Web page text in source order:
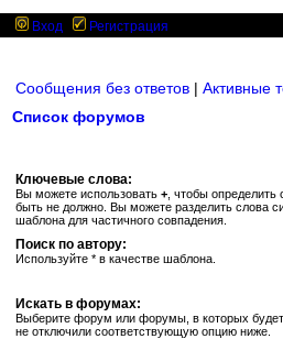
Вход Регистрация
Сообщения без ответов | Активные
Список форумов
Ключевые слова:
Вы можете использовать + , чтобы
быть не должно. Вы можете разделить слова
шаблона для частичного совпадения.
Поиск по автору:
Используйте * в качестве шаблона.
Искать в форумах:
Выберите форум или форумы, в которых
не отключили соответствующую опцию ниже.